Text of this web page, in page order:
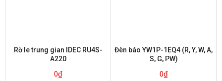
Rờ le trung gian IDEC RU4S-
A220
0₫
Đèn báo YW1P-1EQ4 (R, Y, W, A,
S, G, PW)
0₫